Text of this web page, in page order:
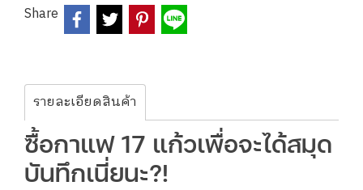
Share
รายละเอียดสินค้า
ซื้อกาแฟ 17 แก้วเพื่อจะได้สมุด
บันทึกเนี่ยนะ?!